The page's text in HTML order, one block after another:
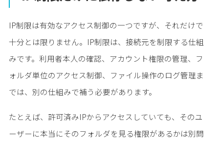
IP制限は有効なアクセス制御の一つですが、それだけで
十分とは限りません。IP制限は、接続元を制限する仕組
みです。利用者本人の確認、アカウント権限の管理、フ
ォルダ単位のアクセス制御、ファイル操作のログ管理ま
では、別の仕組みで補う必要があります。
たとえば、許可済みIPからアクセスしていても、そのユ
ーザーに本当にそのフォルダを見る権限があるかは別問